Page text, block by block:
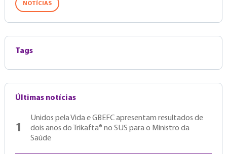
NOTÍCIAS
Tags
Últimas notícias
1
Unidos pela Vida e GBEFC apresentam resultados de
dois anos do Trikafta® no SUS para o Ministro da
Saúde